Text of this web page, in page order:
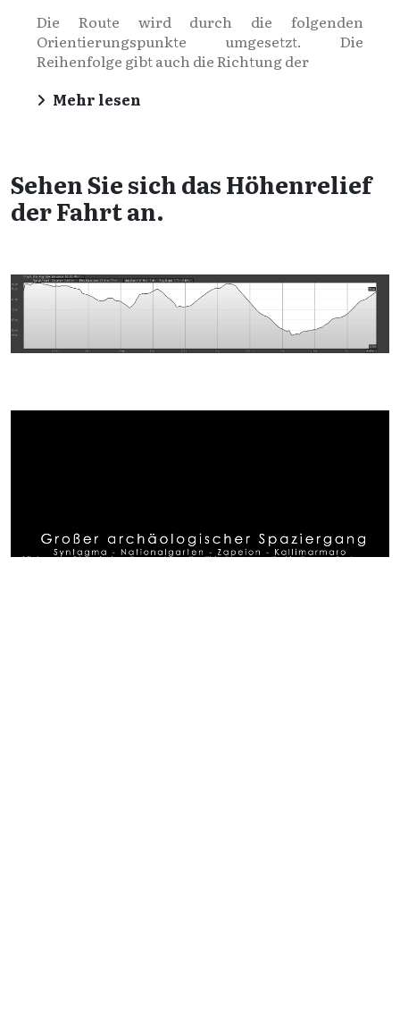
Die Route wird durch die folgenden
Orientierungspunkte umgesetzt. Die
Reihenfolge gibt auch die Richtung der
Mehr lesen
Sehen Sie sich das Höhenrelief
der Fahrt an.